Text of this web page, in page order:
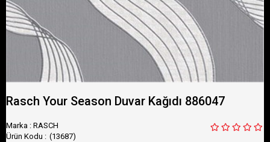
Rasch Your Season Duvar Kağıdı 886047
Marka : RASCH
(13687)